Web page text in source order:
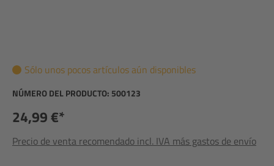
Sólo unos pocos artículos aún disponibles
NÚMERO DEL PRODUCTO: 500123
24,99 €*
Precio de venta recomendado incl. IVA más gastos de envío